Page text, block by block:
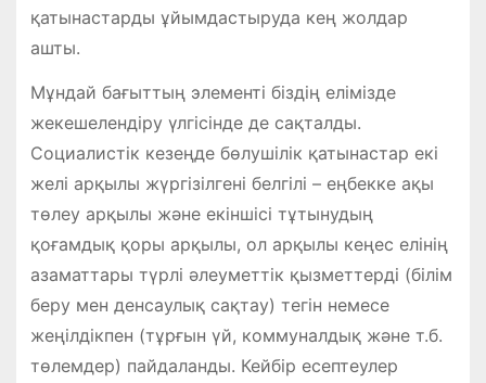
қатынастарды ұйымдастыруда кең жолдар
ашты.
Мұндай бағыттың элементі біздің елімізде
жекешелендіру үлгісінде де сақталды.
Социалистік кезеңде бөлушілік қатынастар екі
желі арқылы жүргізілгені белгілі – еңбекке ақы
төлеу арқылы және екіншісі тұтынудың
қоғамдық қоры арқылы, ол арқылы кеңес елінің
азаматтары түрлі әлеуметтік қызметтерді (білім
беру мен денсаулық сақтау) тегін немесе
жеңілдікпен (тұрғын үй, коммуналдық және т.б.
төлемдер) пайдаланды. Кейбір есептеулер